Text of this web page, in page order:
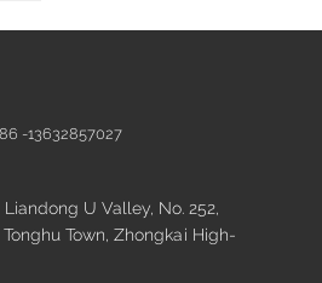
-13632857027
U Valley, No. 252,
Town, Zhongkai High-